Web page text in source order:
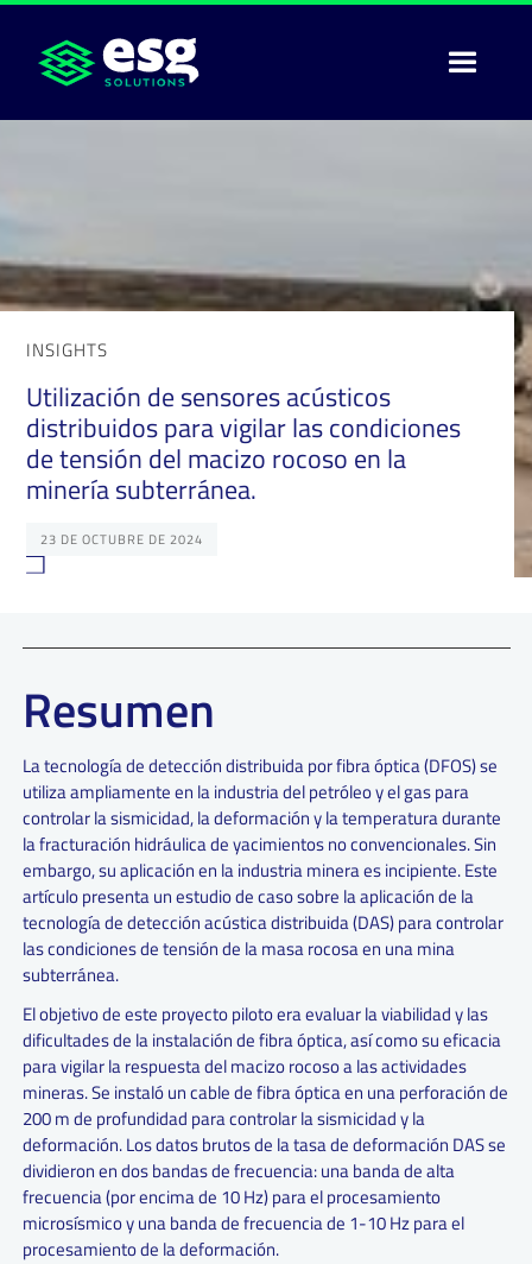
INSIGHTS
Utilización de sensores acústicos
distribuidos para vigilar las condiciones
de tensión del macizo rocoso en la
minería subterránea.
23 DE OCTUBRE DE 2024
Resumen
La tecnología de detección distribuida por fibra óptica (DFOS) se
utiliza ampliamente en la industria del petróleo y el gas para
controlar la sismicidad, la deformación y la temperatura durante
la fracturación hidráulica de yacimientos no convencionales. Sin
embargo, su aplicación en la industria minera es incipiente. Este
artículo presenta un estudio de caso sobre la aplicación de la
tecnología de detección acústica distribuida (DAS) para controlar
las condiciones de tensión de la masa rocosa en una mina
subterránea.
El objetivo de este proyecto piloto era evaluar la viabilidad y las
dificultades de la instalación de fibra óptica, así como su eficacia
para vigilar la respuesta del macizo rocoso a las actividades
mineras. Se instaló un cable de fibra óptica en una perforación de
200 m de profundidad para controlar la sismicidad y la
deformación. Los datos brutos de la tasa de deformación DAS se
dividieron en dos bandas de frecuencia: una banda de alta
frecuencia (por encima de 10 Hz) para el procesamiento
microsísmico y una banda de frecuencia de 1-10 Hz para el
procesamiento de la deformación.